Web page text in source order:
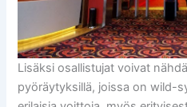
Lisäksi osallistujat voivat
pyöräytyksillä, joissa on wild-